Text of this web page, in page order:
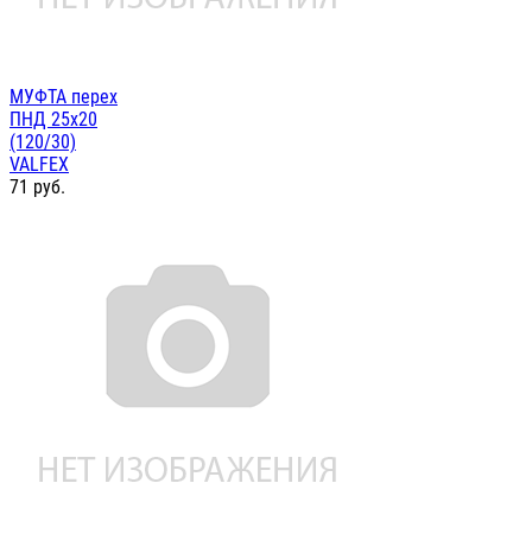
МУФТА перех
ПНД 25х20
(120/30)
VALFEX
71 руб.